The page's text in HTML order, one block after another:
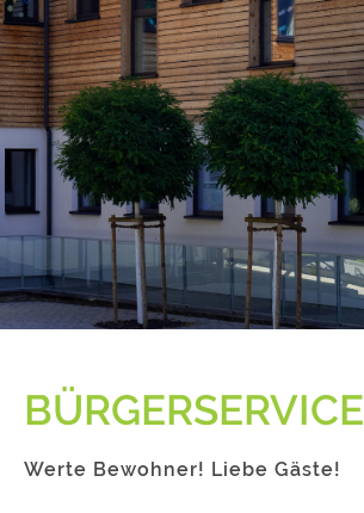
BÜRGERSERVICE
Werte Bewohner! Liebe Gäste!